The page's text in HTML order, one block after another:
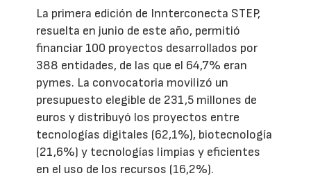
La primera edición de Innterconecta STEP,
resuelta en junio de este año, permitió
financiar 100 proyectos desarrollados por
388 entidades, de las que el 64,7% eran
pymes. La convocatoria movilizó un
presupuesto elegible de 231,5 millones de
euros y distribuyó los proyectos entre
tecnologías digitales (62,1%), biotecnología
(21,6%) y tecnologías limpias y eficientes
en el uso de los recursos (16,2%).